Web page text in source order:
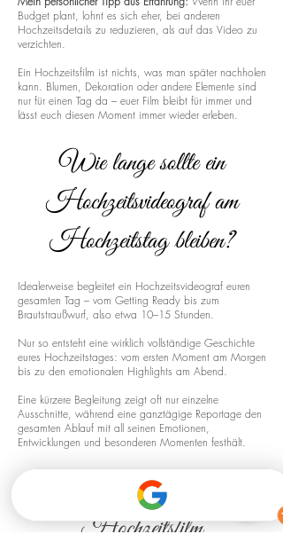
Budget plant, lohnt es sich eher, bei anderen
Hochzeitsdetails zu reduzieren, als auf das Video zu
verzichten.
Ein Hochzeitsfilm ist nichts, was man später nachholen
kann. Blumen, Dekoration oder andere Elemente sind
nur für einen Tag da – euer Film bleibt für immer und
lässt euch diesen Moment immer wieder erleben.
Wie lange sollte ein
Hochzeitsvideograf am
Hochzeitstag bleiben?
Idealerweise begleitet ein Hochzeitsvideograf euren
gesamten Tag – vom Getting Ready bis zum
Brautstraußwurf, also etwa 10–15 Stunden.
Nur so entsteht eine wirklich vollständige Geschichte
eures Hochzeitstages: vom ersten Moment am Morgen
bis zu den emotionalen Highlights am Abend.
Eine kürzere Begleitung zeigt oft nur einzelne
Ausschnitte, während eine ganztägige Reportage den
gesamten Ablauf mit all seinen Emotionen,
Entwicklungen und besonderen Momenten festhält.
Drohnenaufnahmen für euren